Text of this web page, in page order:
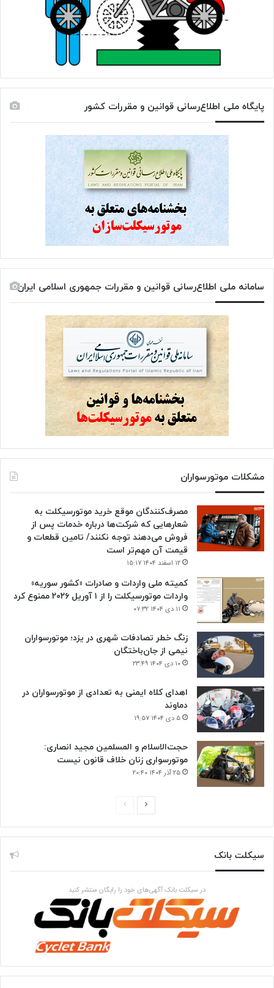
پایگاه ملی اطلاع‌رسانی قوانین و مقررات کشور
سامانه ملی اطلاع‌رسانی قوانین و مقررات جمهوری اسلامی ایران
مشکلات موتورسواران
مصرف‌کنندگان موقع خرید موتورسیکلت به
شعارهایی که شرکت‌ها درباره خدمات پس از
فروش می‌دهند توجه نکنند/ تامین قطعات و
قیمت آن مهم‌تر است
۱۲ اسفند ۱۴۰۴ ۱۵:۱۷
کمیته ملی واردات و صادرات «کشور سوریه»
واردات موتورسیکلت را از ۱ آوریل ۲۰۲۶ ممنوع کرد
۱۱ دی ۱۴۰۴ ۰۷:۳۲
زنگ خطر تصادفات شهری در یزد؛ موتورسواران
نیمی از جان‌باختگان
۱۰ دی ۱۴۰۴ ۲۳:۴۹
اهدای کلاه ایمنی به تعدادی از موتورسواران در
دماوند
۵ دی ۱۴۰۴ ۱۹:۵۷
حجت‌الاسلام و المسلمین مجید انصاری:
موتورسواری زنان خلاف قانون نیست
۲۵ آذر ۱۴۰۴ ۲۰:۴۰
صفحه
صفحه
سیکلت بانک
در سیکلت بانک آگهی‌های خود را رایگان منتشر کنید